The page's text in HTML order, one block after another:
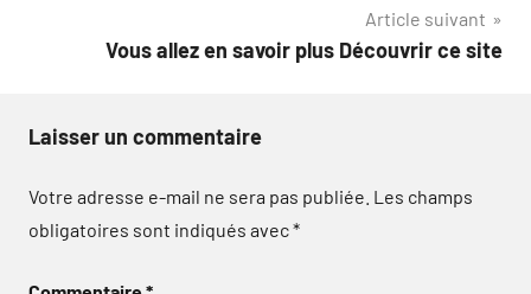
Article suivant
Vous allez en savoir plus Découvrir ce site
Laisser un commentaire
Votre adresse e-mail ne sera pas publiée. Les champs
obligatoires sont indiqués avec*